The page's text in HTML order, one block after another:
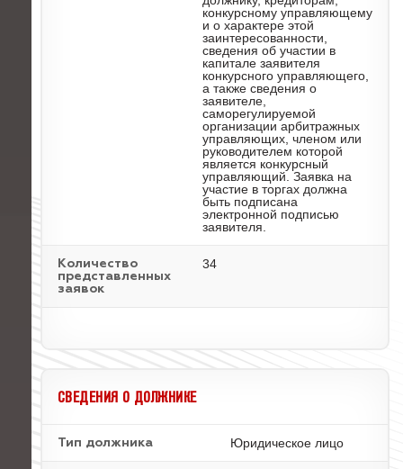
конкурсному управляющему
и о характере этой
заинтересованности,
сведения об участии в
капитале заявителя
конкурсного управляющего,
а также сведения о
заявителе,
саморегулируемой
организации арбитражных
управляющих, членом или
руководителем которой
является конкурсный
управляющий. Заявка на
участие в торгах должна
быть подписана
электронной подписью
заявителя.
Количество
представленных
заявок
34
СВЕДЕНИЯ О ДОЛЖНИКЕ
Тип должника Юридическое лицо